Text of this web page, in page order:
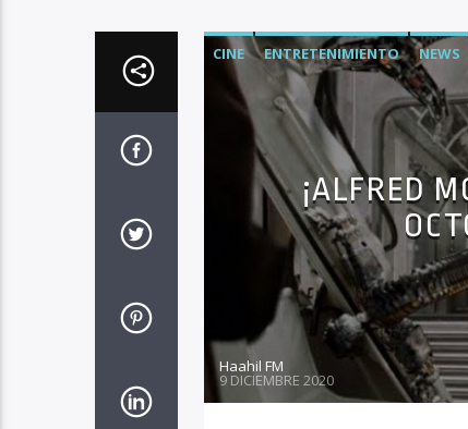
CINE ENTRETENIMIENTO NEWS
¡ALFRED
Haahil FM
9 DICIEMBRE 2020